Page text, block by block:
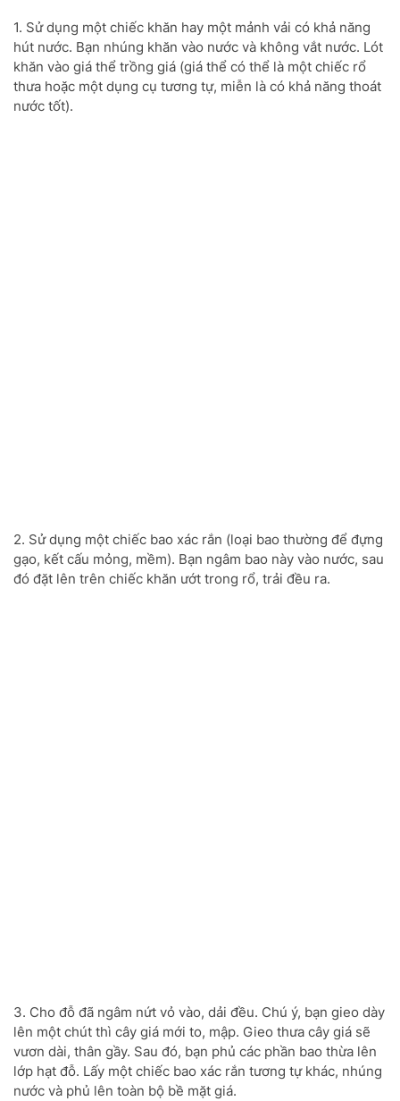
1. Sử dụng một chiếc khăn hay một mảnh vải có khả năng
hút nước. Bạn nhúng khăn vào nước và không vắt nước. Lót
khăn vào giá thể trồng giá (giá thể có thể là một chiếc rổ
thưa hoặc một dụng cụ tương tự, miễn là có khả năng thoát
nước tốt).
2. Sử dụng một chiếc bao xác rắn (loại bao thường để đựng
gạo, kết cấu mỏng, mềm). Bạn ngâm bao này vào nước, sau
đó đặt lên trên chiếc khăn ướt trong rổ, trải đều ra.
3. Cho đỗ đã ngâm nứt vỏ vào, dải đều. Chú ý, bạn gieo dày
lên một chút thì cây giá mới to, mập. Gieo thưa cây giá sẽ
vươn dài, thân gầy. Sau đó, bạn phủ các phần bao thừa lên
lớp hạt đỗ. Lấy một chiếc bao xác rắn tương tự khác, nhúng
nước và phủ lên toàn bộ bề mặt giá.